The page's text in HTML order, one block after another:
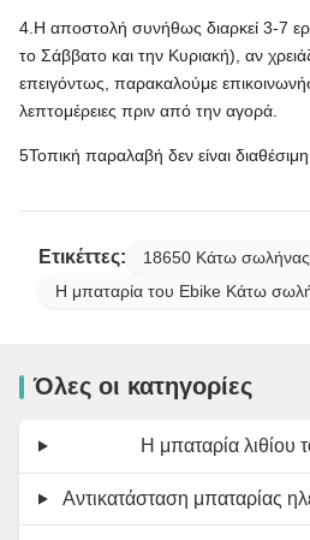
4.Η αποστολή συνήθως διαρκεί 3-7
το Σάββατο και την Κυριακή), αν
επειγόντως, παρακαλούμε
λεπτομέρειες πριν από την αγορά.
5Τοπική παραλαβή δεν είναι διαθέσιμη.
Ετικέττες:
18650 Κάτω
Η μπαταρία του Ebike Κάτω
Όλες οι κατηγορίες
Η μπαταρία λιθίου
Αντικατάσταση μπαταρίας